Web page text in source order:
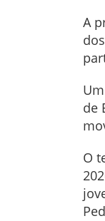
A
de
O